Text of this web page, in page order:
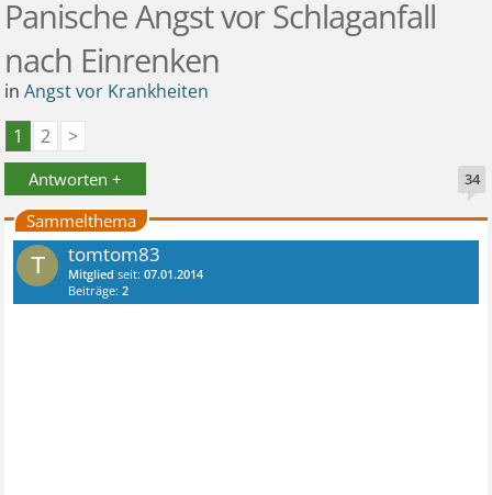
Panische Angst vor Schlaganfall
nach Einrenken
inAngst vor Krankheiten
1
2 >
Antworten + 34
Sammelthema
T tomtom83
Mitglied seit:07.01.2014
Beiträge:2